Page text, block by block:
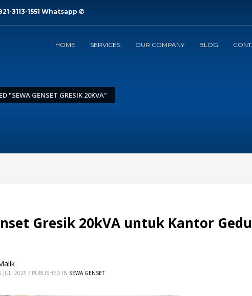
3113-1551 Whatsapp ✆
HOME SERVICES OUR COMPANY BLOG
"SEWA GENSET GRESIK 20KVA"
Gresik 20kVA untuk Kantor
JULI 2025 / PUBLISHED IN SEWA GENSET